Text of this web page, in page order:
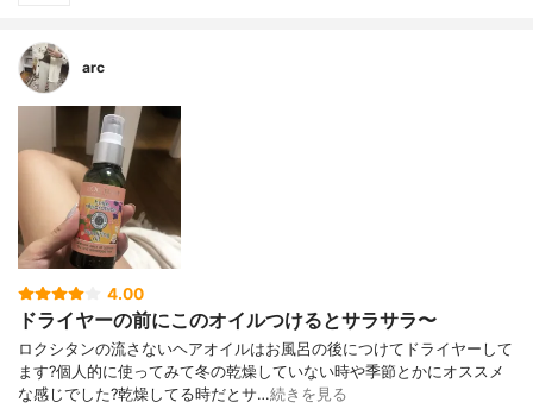
arc
4.00
ドライヤーの前にこのオイルつけるとサラサラ〜
ロクシタンの流さないヘアオイルはお風呂の後につけてドライヤーして
ます?個人的に使ってみて冬の乾燥していない時や季節とかにオススメ
な感じでした?乾燥してる時だとサ…続きを見る